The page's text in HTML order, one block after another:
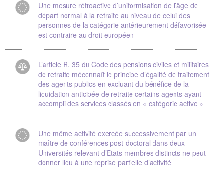
Une mesure rétroactive d’uniformisation de l’âge de
départ normal à la retraite au niveau de celui des
personnes de la catégorie antérieurement défavorisée
est contraire au droit européen
L’article R. 35 du Code des pensions civiles et militaires
de retraite méconnaît le principe d’égalité de traitement
des agents publics en excluant du bénéfice de la
liquidation anticipée de retraite certains agents ayant
accompli des services classés en « catégorie active »
Une même activité exercée successivement par un
maître de conférences post-doctoral dans deux
Universités relevant d’Etats membres distincts ne peut
donner lieu à une reprise partielle d’activité